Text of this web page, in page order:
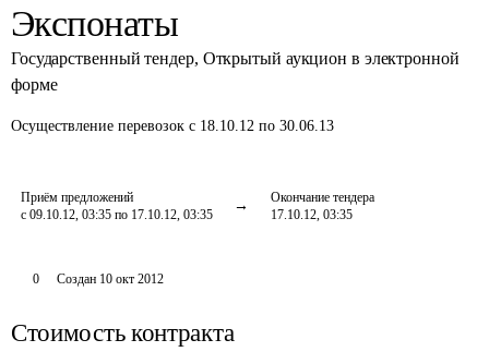
Экспонаты
Государственный тендер, Открытый аукцион в электронной
форме
Осуществление перевозок с 18.10.12 по 30.06.13
Приём предложений
с 09.10.12, 03:35 по 17.10.12, 03:35
Окончание тендера
17.10.12, 03:35
0 Создан 10 окт 2012
Стоимость контракта